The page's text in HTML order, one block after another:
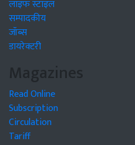
लाइफ स्टाइल
सम्पादकीय
जॉब्स
डायरेक्टरी
Magazines
Read Online
Subscription
Circulation
Tariff